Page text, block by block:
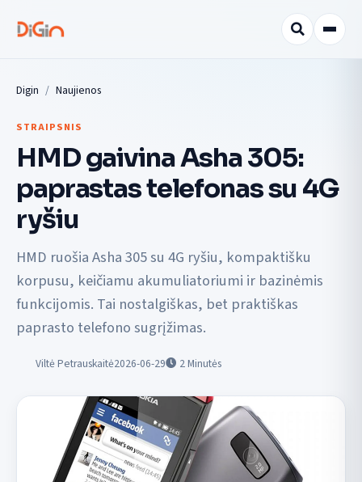
Digin Naujienos
STRAIPSNIS
HMD gaivina Asha 305:
paprastas telefonas su 4G
ryšiu
HMD ruošia Asha 305 su 4G ryšiu, kompaktišku
korpusu, keičiamu akumuliatoriumi ir bazinėmis
funkcijomis. Tai nostalgiškas, bet praktiškas
paprasto telefono sugrįžimas.
Viltė Petrauskaitė2026-06-29 2Minutės